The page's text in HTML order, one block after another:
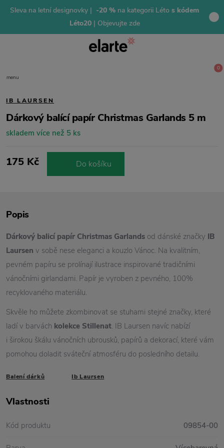
Sleva na letní designovky | -20 % na kategorii Léto s kódem
Léto20 | Objevujte zde
menu
0
IB LAURSEN
Dárkový balící papír Christmas Garlands 5 m
skladem více než 5 ks
175 Kč Do košíku
Popis
Dárkový balicí papír Christmas Garlands od dánské značky IB
Laursen v sobě nese eleganci a kouzlo Vánoc. Na kvalitním,
pevném papíru se prolínají ilustrace inspirované tradičními
vánočními girlandami. Papír je vyroben z pevného, 100%
recyklovaného materiálu.
Skvěle ho můžete zkombinovat se stuhami stejné značky, které
ladí v barvách kolekce Stillenat. IB Laursen navíc nabízí
i širokou škálu vánočních ubrousků, papírů a dekorací, které vám
pomohou doladit sváteční atmosféru do posledního detailu.
Balení dárků Ib Laursen
Vlastnosti
Kód produktu 09854-00